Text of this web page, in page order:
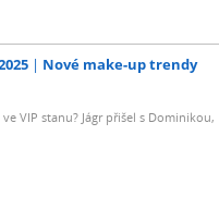
Nové make-up trendy
VIP stanu? Jágr přišel s Dominikou,